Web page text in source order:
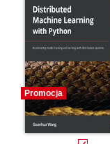
Promocja